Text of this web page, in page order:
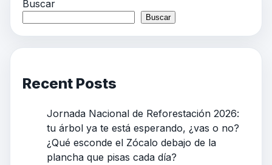
Buscar
Buscar
Recent Posts
Jornada Nacional de Reforestación 2026:
tu árbol ya te está esperando, ¿vas o no?
¿Qué esconde el Zócalo debajo de la
plancha que pisas cada día?